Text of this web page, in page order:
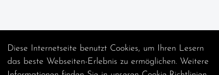
Diese Internetseite benutzt Cookies, um Ihren Lesern
das beste Webseiten-Erlebnis zu ermöglichen. Weitere
Auftrag widerrufen